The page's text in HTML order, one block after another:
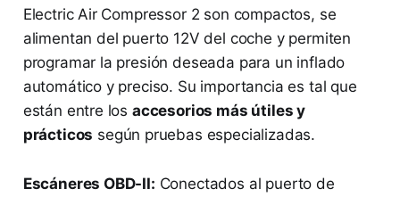
Electric Air Compressor 2 son compactos, se
alimentan del puerto 12V del coche y permiten
programar la presión deseada para un inflado
automático y preciso. Su importancia es tal que
están entre los accesorios más útiles y
prácticos según pruebas especializadas.
Escáneres OBD-II: Conectados al puerto de